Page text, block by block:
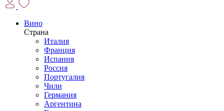
Вино
Страна
Италия
Франция
Испания
Россия
Португалия
Чили
Германия
Аргентина